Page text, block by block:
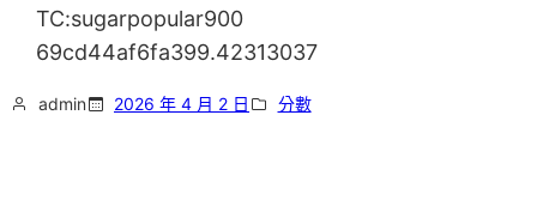
TC:sugarpopular900
69cd44af6fa399.42313037
admin 2026 年 4 月 2 日 分數